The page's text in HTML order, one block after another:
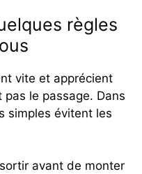
règles
vite et apprécient
le passage. Dans
simples évitent les
avant de monter